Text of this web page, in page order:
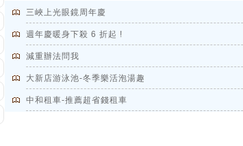
三峽上光眼鏡周年慶
週年慶暖身下殺 6 折起 !
減重辦法問我
大新店游泳池-冬季樂活泡湯趣
中和租車-推薦超省錢租車